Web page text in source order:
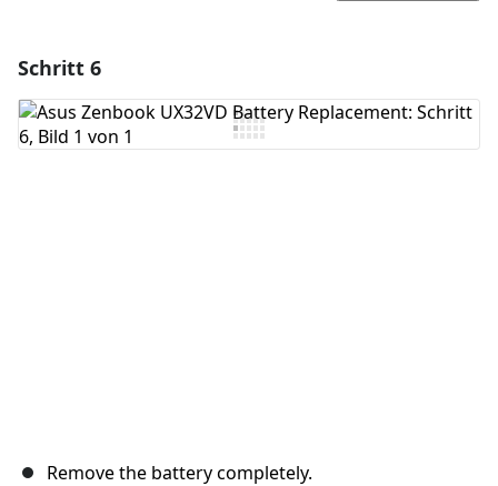
Kommentar hinzufügen
Schritt 6
Remove the battery completely.